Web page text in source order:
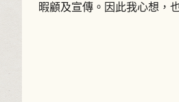
暇顧及宣傳。因此我心想，